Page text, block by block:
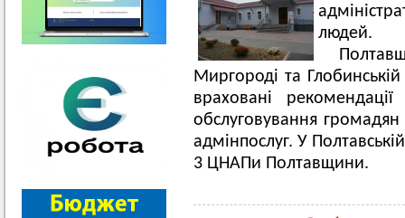
людей.
Миргороді та
враховані
обслуговування
адмінпослуг. У
3 ЦНАПи Полтавщини.